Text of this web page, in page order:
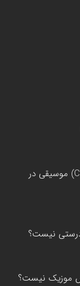
همه‌چیز دربارهٔ کانتنت‌آی‌دی (Content ID) موسیقی در
نیست؟
موزیک نیست؟